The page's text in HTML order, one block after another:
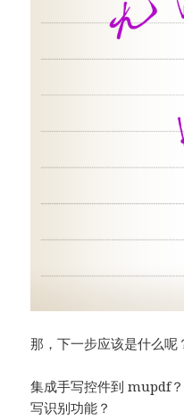
那，下一步应该是什么呢
集成手写控件到 mupdf
写识别功能？